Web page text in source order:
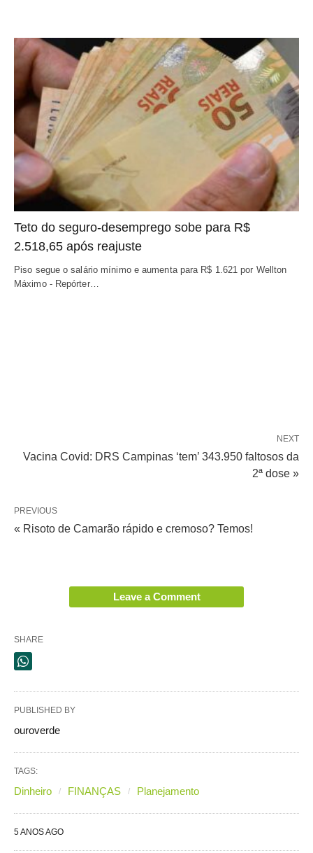
Teto do seguro-desemprego sobe para R$
2.518,65 após reajuste
Piso segue o salário mínimo e aumenta para R$ 1.621 por Wellton
Máximo - Repórter…
NEXT
Vacina Covid: DRS Campinas ‘tem’ 343.950 faltosos da
2ª dose »
PREVIOUS
« Risoto de Camarão rápido e cremoso? Temos!
Leave a Comment
SHARE
PUBLISHED BY
ouroverde
TAGS:
Dinheiro FINANÇAS Planejamento
5 ANOS AGO